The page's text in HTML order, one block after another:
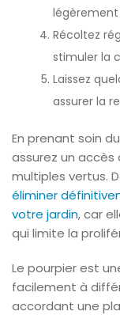
légèrement
Récoltez
stimuler la
Laissez
assurer la
En prenant soin
assurez un
multiples vertus.
éliminer
votre jardin, car
qui limite la
Le pourpier est
facilement à
accordant une